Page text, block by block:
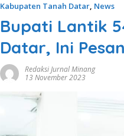
Kabupaten Tanah Datar, News
Bupati Lantik
Datar, Ini
Redaksi Jurnal Minang
13 November 2023